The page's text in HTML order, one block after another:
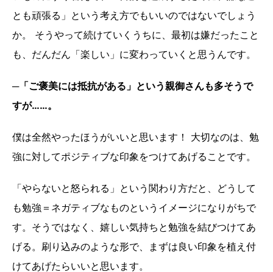
とも頑張る」という考え方でもいいのではないでしょう
か。 そうやって続けていくうちに、最初は嫌だったこと
も、だんだん「楽しい」に変わっていくと思うんです。
─「ご褒美には抵抗がある」という親御さんも多そうで
すが……。
僕は全然やったほうがいいと思います！ 大切なのは、勉
強に対してポジティブな印象をつけてあげることです。
「やらないと怒られる」という関わり方だと、どうして
も勉強＝ネガティブなものというイメージになりがちで
す。そうではなく、嬉しい気持ちと勉強を結びつけてあ
げる。刷り込みのような形で、まずは良い印象を植え付
けてあげたらいいと思います。